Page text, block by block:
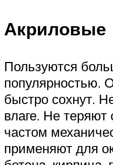
Акриловые
Пользуются
популярностью.
быстро сохнут.
влаге. Не теряют
частом
применяют для